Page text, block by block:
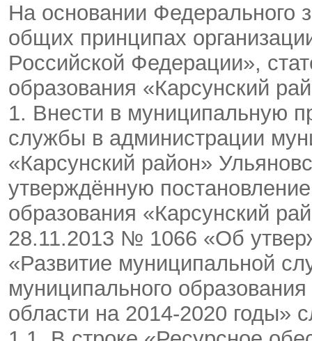
На основании
общих принципах
Российской Федерации»,
образования «Карсунский
1. Внести в муниципальную
службы в администрации
«Карсунский район»
утверждённую
образования «Карсунский
28.11.2013 № 1066 «Об
«Развитие муниципальной
муниципального
области на 2014-2020 годы»